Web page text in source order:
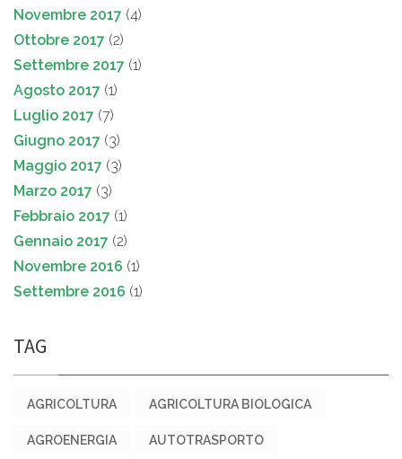
Novembre 2017 (4)
Ottobre 2017 (2)
Settembre 2017 (1)
Agosto 2017 (1)
Luglio 2017 (7)
Giugno 2017 (3)
Maggio 2017 (3)
Marzo 2017 (3)
Febbraio 2017 (1)
Gennaio 2017 (2)
Novembre 2016 (1)
Settembre 2016 (1)
TAG
AGRICOLTURA AGRICOLTURA BIOLOGICA
AGROENERGIA AUTOTRASPORTO